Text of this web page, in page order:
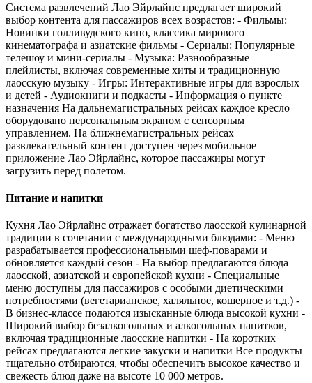
Система развлечений Лао Эйрлайнс предлагает широкий
выбор контента для пассажиров всех возрастов: - Фильмы:
Новинки голливудского кино, классика мирового
кинематографа и азиатские фильмы - Сериалы: Популярные
телешоу и мини-сериалы - Музыка: Разнообразные
плейлисты, включая современные хиты и традиционную
лаосскую музыку - Игры: Интерактивные игры для взрослых
и детей - Аудиокниги и подкасты - Информация о пункте
назначения На дальнемагистральных рейсах каждое кресло
оборудовано персональным экраном с сенсорным
управлением. На ближнемагистральных рейсах
развлекательный контент доступен через мобильное
приложение Лао Эйрлайнс, которое пассажиры могут
загрузить перед полетом.
Питание и напитки
Кухня Лао Эйрлайнс отражает богатство лаосской кулинарной
традиции в сочетании с международными блюдами: - Меню
разрабатывается профессиональными шеф-поварами и
обновляется каждый сезон - На выбор предлагаются блюда
лаосской, азиатской и европейской кухни - Специальные
меню доступны для пассажиров с особыми диетическими
потребностями (вегетарианское, халяльное, кошерное и т.д.) -
В бизнес-классе подаются изысканные блюда высокой кухни -
Широкий выбор безалкогольных и алкогольных напитков,
включая традиционные лаосские напитки - На коротких
рейсах предлагаются легкие закуски и напитки Все продукты
тщательно отбираются, чтобы обеспечить высокое качество и
свежесть блюд даже на высоте 10 000 метров.